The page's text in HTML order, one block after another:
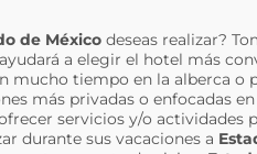
de Méxicodeseas realizar?
a elegir el hotel más
mucho tiempo en la alberca o
más privadas o enfocadas
servicios y/o actividades
durante sus vacaciones a